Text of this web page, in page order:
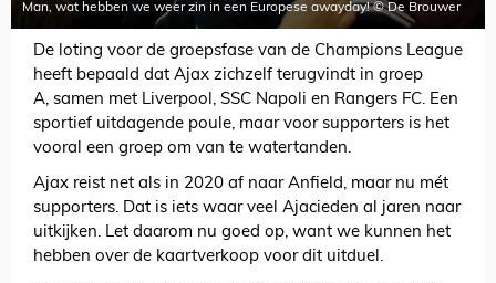
Man, wat hebben we weer zin in een Europese awayday! © De Brouwer
De loting voor de groepsfase van de Champions League
heeft bepaald dat Ajax zichzelf terugvindt in groep
A, samen met Liverpool, SSC Napoli en Rangers FC. Een
sportief uitdagende poule, maar voor supporters is het
vooral een groep om van te watertanden.
Ajax reist net als in 2020 af naar Anfield, maar nu mét
supporters. Dat is iets waar veel Ajacieden al jaren naar
uitkijken. Let daarom nu goed op, want we kunnen het
hebben over de kaartverkoop voor dit uitduel.